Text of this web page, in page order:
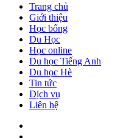
Trang chủ
Giới thiệu
Học bổng
Du Học
Học online
Du học Tiếng Anh
Du học Hè
Tin tức
Dịch vụ
Liên hệ